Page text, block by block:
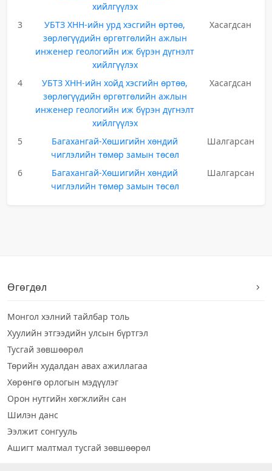
хийлгүүлэх
3
УБТЗ ХНН-ийн урд хэсгийн өртөө,
зөрлөгүүдийн өргөтгөлийн ажлын
инженер геологийн иж бүрэн дүгнэлт
хийлгүүлэх
Хасагдсан
4
УБТЗ ХНН-ийн хойд хэсгийн өртөө,
зөрлөгүүдийн өргөтгөлийн ажлын
инженер геологийн иж бүрэн дүгнэлт
хийлгүүлэх
Хасагдсан
5
Багахангай-Хөшигийн хөндий
чиглэлийн төмөр замын төсөл
Шалгарсан
6
Багахангай-Хөшигийн хөндий
чиглэлийн төмөр замын төсөл
Шалгарсан
Өгөгдөл
Монгол хэлний тайлбар толь
Хуулийн этгээдийн улсын бүртгэл
Тусгай зөвшөөрөл
Төрийн худалдан авах ажиллагаа
Хөрөнгө орлогын мэдүүлэг
Орон нутгийн хөгжлийн сан
Шилэн данс
Ээлжит сонгууль
Ашигт малтмал тусгай зөвшөөрөл